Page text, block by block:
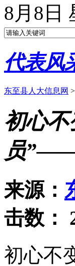
8月8日
代表风
东至县人大信息网
初心
员
来源：
击数：
初心不